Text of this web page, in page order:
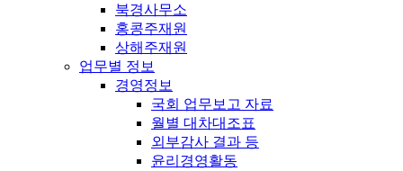
북경사무소
홍콩주재원
상해주재원
업무별 정보
경영정보
국회 업무보고 자료
월별 대차대조표
외부감사 결과 등
윤리경영활동